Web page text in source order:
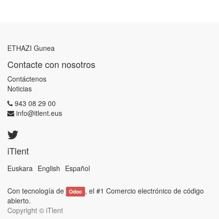
ETHAZI Gunea
Contacte con nosotros
Contáctenos
Noticias
943 08 29 00
info@itlent.eus
iTlent
Euskara English Español
Con tecnología de Odoo , el #1 Comercio electrónico de código
abierto.
Copyright © iTlent